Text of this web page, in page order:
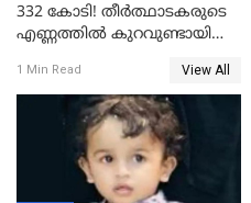
332 കോടി! തീർത്ഥാടകരുടെ
എണ്ണത്തിൽ കുറവുണ്ടായിട്ടും
കുതിച്ചുയരുന്നു
1 Min Read View All